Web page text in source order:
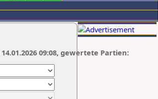
09:08, gewertete Partien: